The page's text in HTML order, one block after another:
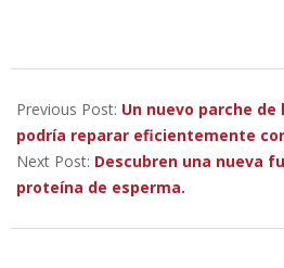
12-
29
Previous Post: Un nuevo parche
podría reparar eficientemente
Next Post: Descubren una nueva
proteína de esperma.